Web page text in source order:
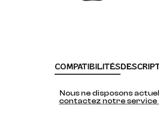
COMPATIBILITÉS
Nous ne disposons
contactez notre service